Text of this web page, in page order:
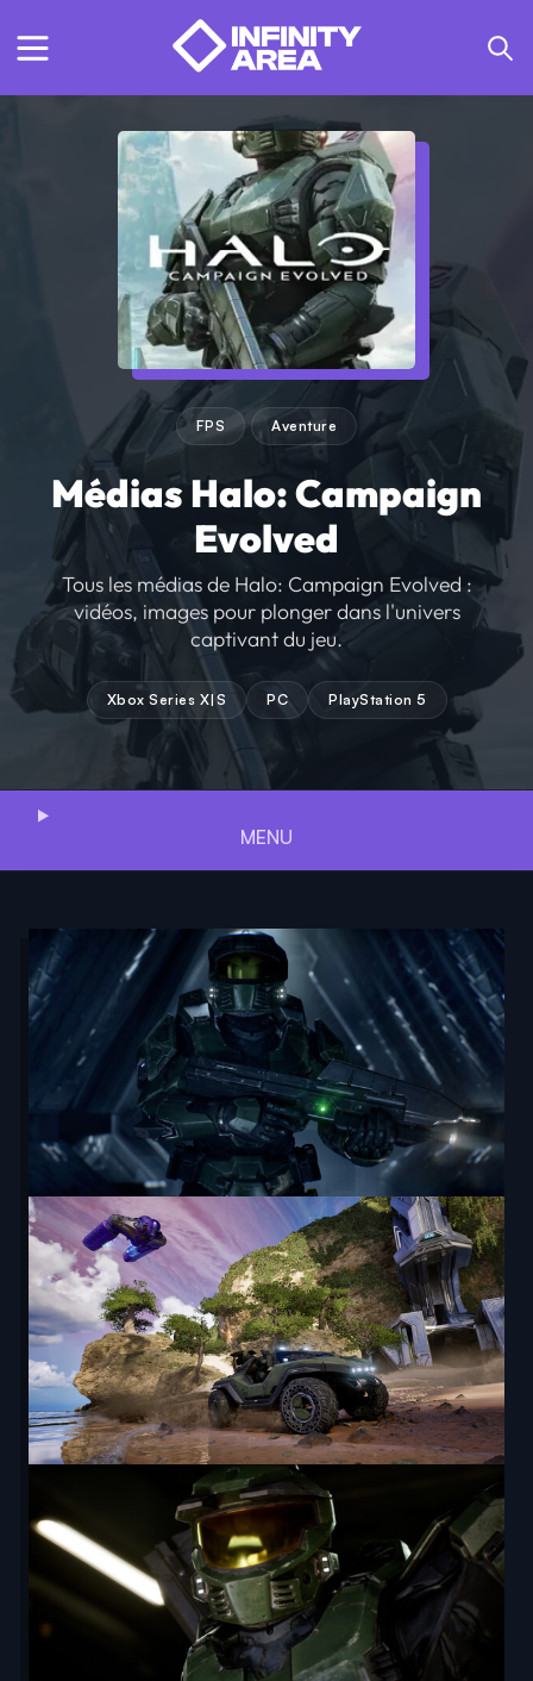
FPS Aventure
Médias Halo: Campaign
Evolved
Tous les médias de Halo: Campaign Evolved :
vidéos, images pour plonger dans l'univers
captivant du jeu.
Xbox Series X|S PC PlayStation 5
MENU